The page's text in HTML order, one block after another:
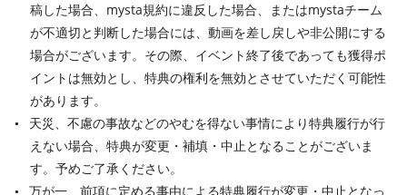
稿した場合、mysta規約に違反した場合、またはmystaチーム
が不適切と判断した場合には、動画を差し戻しや非公開にする
場合がございます。その際、イベント終了後であっても獲得ポ
イントは無効とし、特典の権利を無効とさせていただく可能性
があります。
天災、不慮の事故などのやむを得ない事情により特典履行が行
えない場合、特典が変更・補填・中止となることがございま
す。予めご了承ください。
万が一、前項に定める事由による特典履行が変更・中止となっ